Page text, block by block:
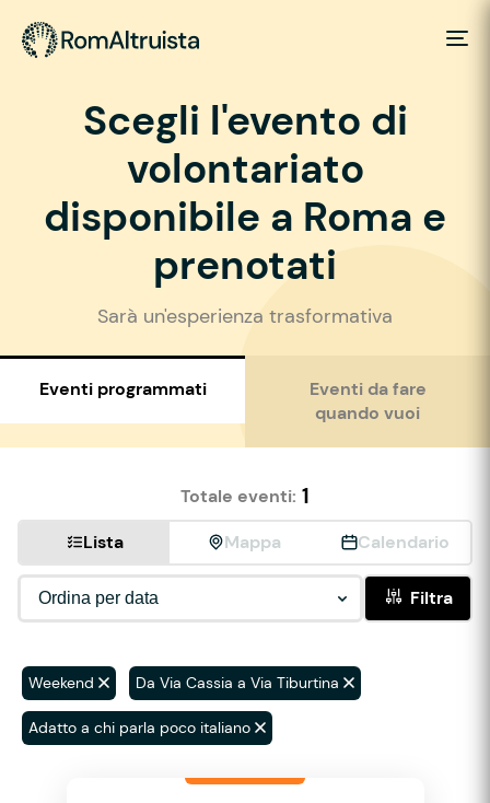
Scegli l'evento di
volontariato
disponibile a Roma e
prenotati
Sarà un'esperienza trasformativa
Eventi programmati
Eventi da fare
quando vuoi
Totale eventi: 1
Lista Mappa Calendario
Filtra
Weekend Da Via Cassia a Via Tiburtina
Adatto a chi parla poco italiano